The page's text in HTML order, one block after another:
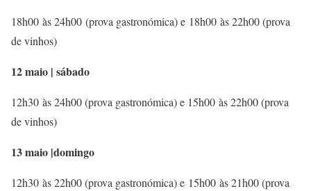
18h00 às 24h00 (prova gastronómica) e 18h00 às 22h00 (prova
de vinhos)
12 maio | sábado
12h30 às 24h00 (prova gastronómica) e 15h00 às 22h00 (prova
de vinhos)
13 maio |domingo
12h30 às 22h00 (prova gastronómica) e 15h00 às 21h00 (prova